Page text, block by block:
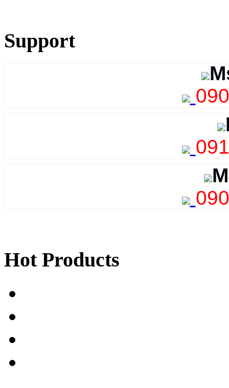
Support
Hot Products